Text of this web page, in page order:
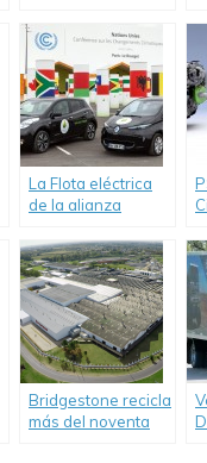
el medio ambiente
La Flota eléctrica
de la alianza
cubrió 175.000 Km
cero emsión
durante la COP21
Bridgestone recicla
más del noventa